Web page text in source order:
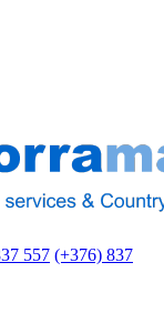
(+376) 837